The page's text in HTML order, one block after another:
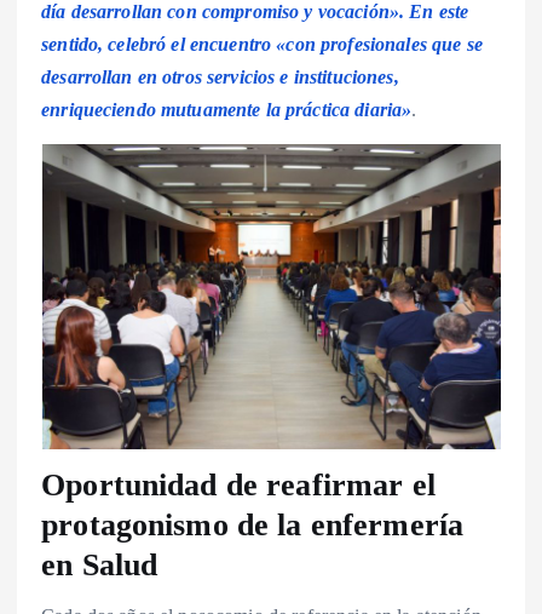
día desarrollan con compromiso y vocación». En este
sentido, celebró el encuentro «con profesionales que se
desarrollan en otros servicios e instituciones,
enriqueciendo mutuamente la práctica diaria».
Oportunidad de reafirmar el
protagonismo de la enfermería
en Salud